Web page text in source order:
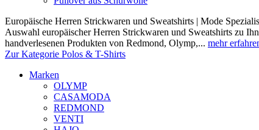
Europäische Herren Strickwaren und Sweatshirts | Mode
Auswahl europäischer Herren Strickwaren und Sweatshirts zu
handverlesenen Produkten von Redmond, Olymp,... mehr
Zur Kategorie Polos & T-Shirts
Marken
OLYMP
CASAMODA
REDMOND
VENTI